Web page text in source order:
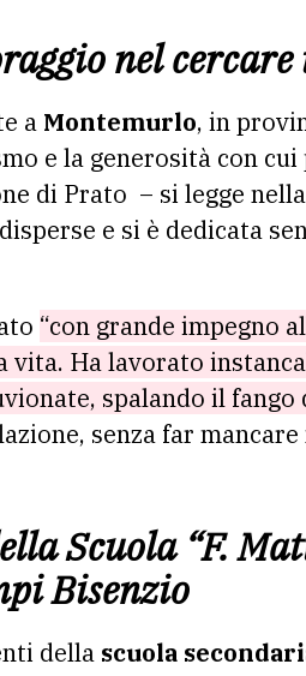
nel
a Montemurlo, in
e la generosità con
di Prato – si legge
e si è dedicata
“con grande impegno
vita. Ha lavorato
spalando il fango
senza far
Scuola “F.
Bisenzio
della scuola